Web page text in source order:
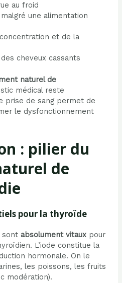
au froid
une alimentation
et de la
cheveux cassants
naturel de
médical reste
prise de sang permet de
le dysfonctionnement
: pilier du
de
pour la thyroïde
sont absolument vitaux pour
L’iode constitue la
hormonale. On le
les poissons, les fruits
modération).